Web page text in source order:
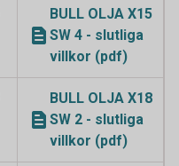
BULL OLJA X15
SW 4 - slutliga
villkor (pdf)
BULL OLJA X18
SW 2 - slutliga
villkor (pdf)